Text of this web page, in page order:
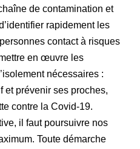
de contamination et
rapidement les
contact à risques
en œuvre les
nécessaires :
et prévenir ses proches,
contre la Covid-19.
il faut poursuivre nos
Toute démarche